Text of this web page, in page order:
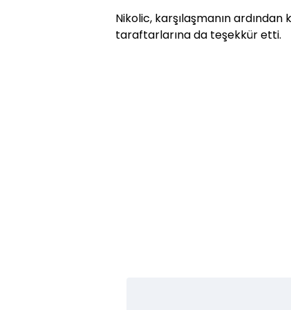
Nikolic, karşılaşmanın
taraftarlarına da teşekkür etti.